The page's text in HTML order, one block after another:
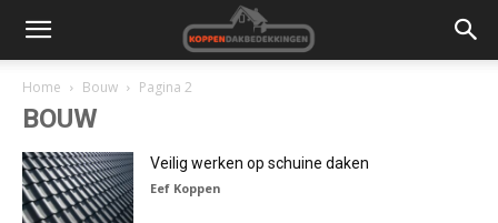
Home Bouw Pagina 2
BOUW
Veilig werken op schuine daken
Eef Koppen